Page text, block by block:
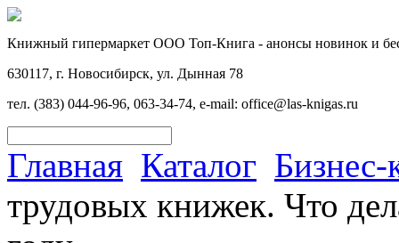
Книжный гипермаркет ООО Топ-Книга - анонсы новинок и
630117, г. Новосибирск, ул. Дынная 78
тел. (383) 044-96-96, 063-34-74, e-mail: office@las-knigas.ru
Главная Каталог Бизнес-
трудовых книжек. Что